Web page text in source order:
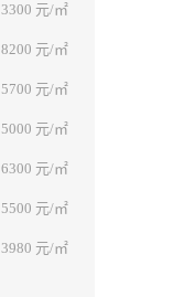
3300 元/㎡
8200 元/㎡
5700 元/㎡
5000 元/㎡
6300 元/㎡
5500 元/㎡
3980 元/㎡